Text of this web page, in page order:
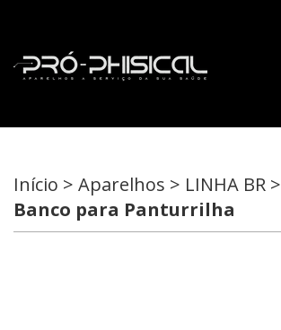
Início > Aparelhos > LINHA BR >
Banco para Panturrilha